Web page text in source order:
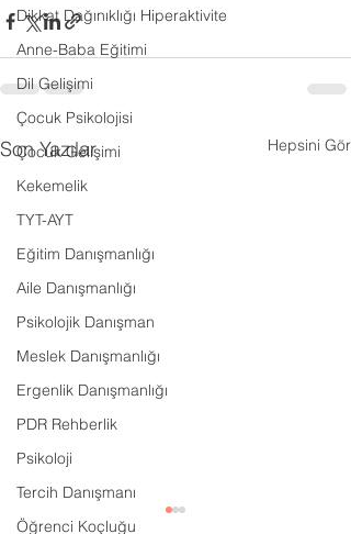
Dikkat Dağınıklığı Hiperaktivite
Anne-Baba Eğitimi
Dil Gelişimi
Çocuk Psikolojisi
Çocuk Gelişimi
Kekemelik
TYT-AYT
Eğitim Danışmanlığı
Aile Danışmanlığı
Psikolojik Danışman
Meslek Danışmanlığı
Ergenlik Danışmanlığı
PDR Rehberlik
Psikoloji
Tercih Danışmanı
Öğrenci Koçluğu
Son Yazılar Hepsini Gör